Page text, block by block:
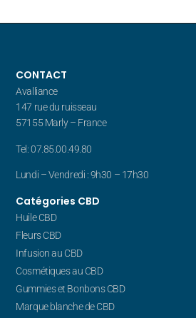
CONTACT
Avalliance
147 rue du ruisseau
57155 Marly – France
Tel: 07.85.00.49.80
Lundi – Vendredi : 9h30 – 17h30
Catégories CBD
Huile CBD
Fleurs CBD
Infusion au CBD
Cosmétiques au CBD
Gummies et Bonbons CBD
Marque blanche de CBD